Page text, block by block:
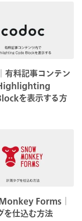
料記事コンテン
を表示する方
Forms│
を仕込む方法